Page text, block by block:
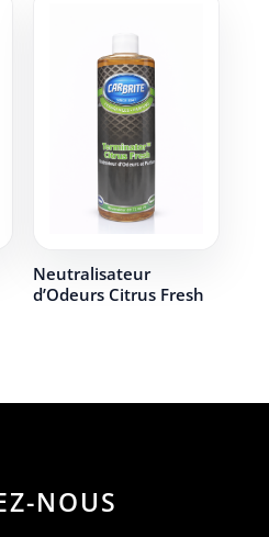
Neutralisateur
d’Odeurs Citrus Fresh
NOUS